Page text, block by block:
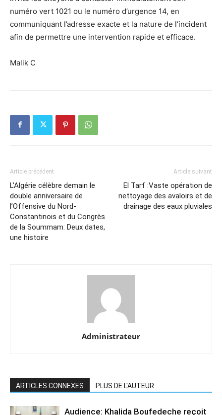
numéro vert 1021 ou le numéro d’urgence 14, en
communiquant l’adresse exacte et la nature de l’incident
afin de permettre une intervention rapide et efficace.
Malik C
Article précédent
L’Algérie célèbre demain le
double anniversaire de
l’Offensive du Nord-
Constantinois et du Congrès
de la Soummam: Deux dates,
une histoire
Article suivant
El Tarf :Vaste opération de
nettoyage des avaloirs et de
drainage des eaux pluviales
Administrateur
ARTICLES CONNEXES PLUS DE L'AUTEUR
Audience: Khalida Boufedeche reçoit